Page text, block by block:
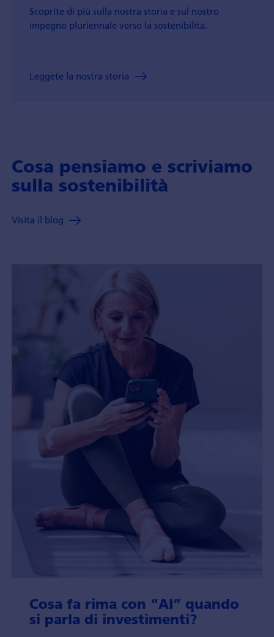
Scoprite di più sulla nostra storia e sul nostro
impegno pluriennale verso la sostenibilità.
Leggete la nostra storia
Cosa pensiamo e scriviamo
sulla sostenibilità
Visita il blog
Cosa fa rima con “AI” quando
si parla di investi­menti?